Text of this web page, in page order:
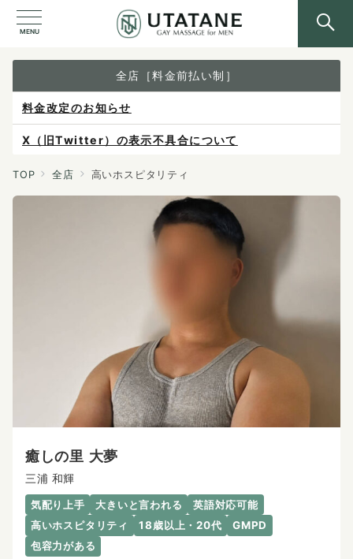
MENU
全店［料金前払い制］
X（旧Twitter）の表示不具合について
ご予約は各店へ直接お問い合わせください。
料金は当日施術前にお支払いください。
TOP 全店 高いホスピタリティ
癒しの里 大夢
三浦 和輝
気配り上手 大きいと言われる
英語対応可能
高いホスピタリティ
18歳以上・20代
GMPD
包容力がある